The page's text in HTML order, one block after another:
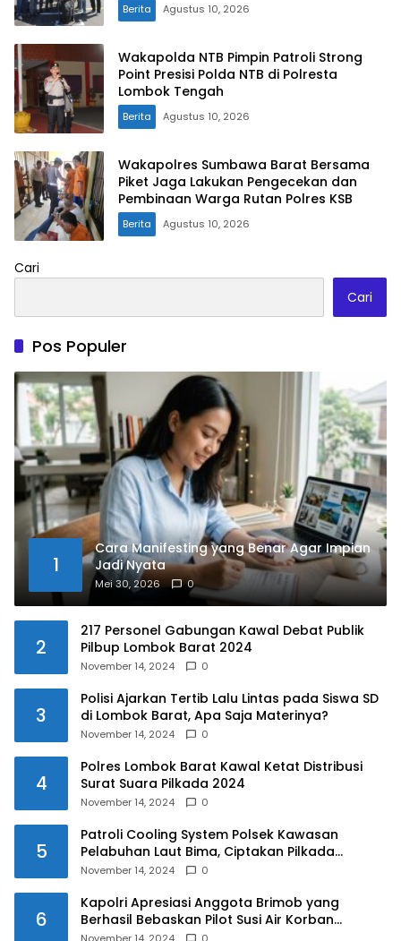
Berita Agustus 10, 2026
Wakapolda NTB Pimpin Patroli Strong
Point Presisi Polda NTB di Polresta
Lombok Tengah
Berita Agustus 10, 2026
Wakapolres Sumbawa Barat Bersama
Piket Jaga Lakukan Pengecekan dan
Pembinaan Warga Rutan Polres KSB
Berita Agustus 10, 2026
Cari
Cari
Pos Populer
1
Cara Manifesting yang Benar Agar Impian
Jadi Nyata
Mei 30, 2026 0
2
217 Personel Gabungan Kawal Debat Publik
Pilbup Lombok Barat 2024
November 14, 2024 0
3
Polisi Ajarkan Tertib Lalu Lintas pada Siswa SD
di Lombok Barat, Apa Saja Materinya?
November 14, 2024 0
4
Polres Lombok Barat Kawal Ketat Distribusi
Surat Suara Pilkada 2024
November 14, 2024 0
5
Patroli Cooling System Polsek Kawasan
Pelabuhan Laut Bima, Ciptakan Pilkada
Serentak 2024 yang Aman dan Damai
November 14, 2024 0
6
Kapolri Apresiasi Anggota Brimob yang
Berhasil Bebaskan Pilot Susi Air Korban
Penyanderaan KKB